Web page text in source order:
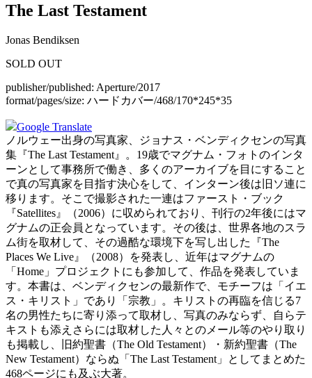
The Last Testament
Jonas Bendiksen
SOLD OUT
publisher/published: Aperture/2017
format/pages/size: ハードカバー/468/170*245*35
Google Translate
ノルウェー出身の写真家、ジョナス・ベンディクセンの写真
集『The Last Testament』。19歳でマグナム・フォトのインタ
ーンとして事務所で働き、多くのアーカイブを目にすること
で真の写真家を目指す決心をして、インターン後は旧ソ連に
移ります。そこで撮影された一連はファースト・ブック
『Satellites』（2006）に収められており、刊行の2年後にはマ
グナムの正会員となっています。その後は、世界各地のスラ
ム街を取材して、その過酷な環境下を写し出した『The
Places We Live』（2008）を発表し、近年はマグナムの
「Home」プロジェクトにも参加して、作品を発表していま
す。本書は、ベンディクセンの最新作で、モチーフは「イエ
ス・キリスト」であり「宗教」。キリストの再臨を信じる7
名の男性たちに寄り添って取材し、写真のみならず、自らテ
キストも添えさらには取材した人々とのメール等のやり取り
も掲載し、旧約聖書（The Old Testament）・新約聖書（The
New Testament）ならぬ「The Last Testament」としてまとめた
468ページにも及ぶ大著。